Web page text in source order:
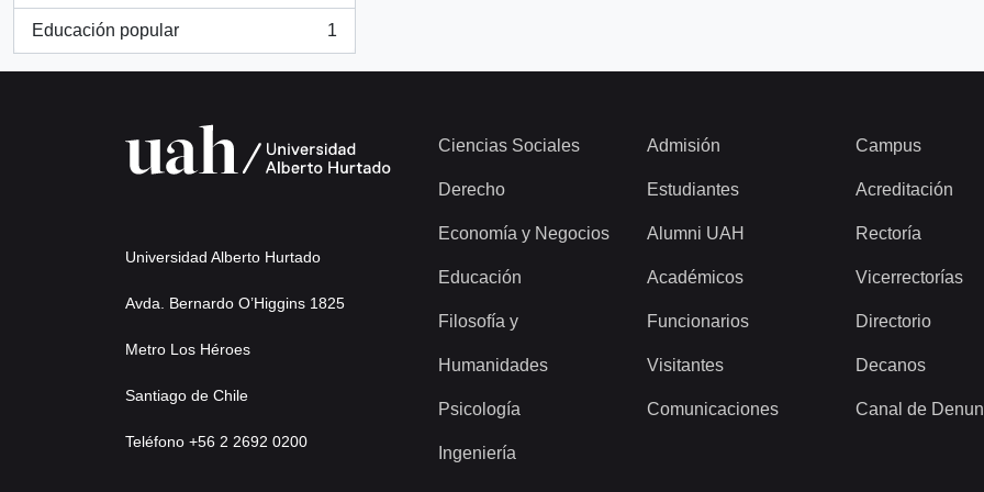
Educación popular
, 1 resultados
1
Universidad Alberto Hurtado
Avda. Bernardo O’Higgins 1825
Metro Los Héroes
Santiago de Chile
Teléfono +56 2 2692 0200
Ciencias Sociales
Derecho
Economía y Negocios
Educación
Filosofía y
Humanidades
Psicología
Ingeniería
Admisión
Estudiantes
Alumni UAH
Académicos
Funcionarios
Visitantes
Comunicaciones
Campus
Acreditación
Rectoría
Vicerrectorías
Directorio
Decanos
Canal de